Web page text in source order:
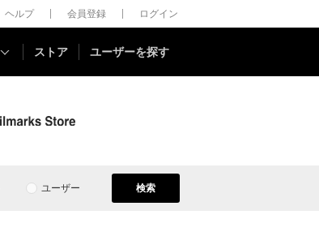
ヘルプ 会員登録 ログイン
ストア ユーザーを探す
ユーザー 検索